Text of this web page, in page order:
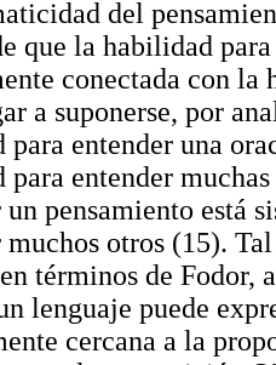
del
que la habilidad
conectada con
a suponerse, por
entender una
entender
un pensamiento está
muchos otros (15).
términos de
lenguaje puede
cercana a la